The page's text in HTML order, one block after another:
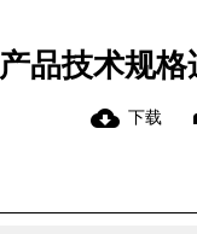
产品技术规格
cloud_download 下载